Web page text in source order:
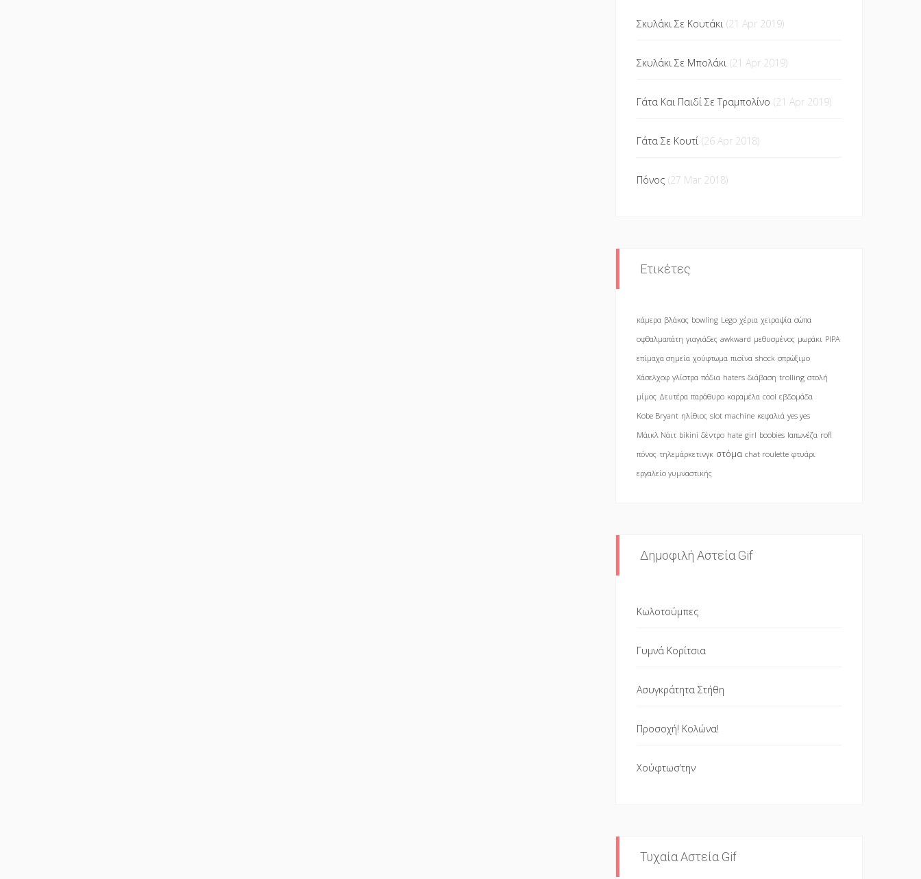
Σκυλάκι Σε Κουτάκι (21 Apr 2019)
Σκυλάκι Σε Μπολάκι (21 Apr 2019)
Γάτα Και Παιδί Σε Τραμπολίνο (21 Apr 2019)
Γάτα Σε Κουτί (26 Apr 2018)
Πόνος (27 Mar 2018)
Ετικέτες
κάμερα βλάκας bowling Lego χέρια χειραψία σώπα
οφθαλμαπάτη γιαγιάδες awkward μεθυσμένος μωράκι PIPA
επίμαχα σημεία χούφτωμα πισίνα shock σπρώξιμο
Χάσελχοφ γλίστρα πόδια haters διάβαση trolling στολή
μίμος Δευτέρα παράθυρο καραμέλα cool εβδομάδα
Kobe Bryant ηλίθιος slot machine κεφαλιά yes yes
Μάικλ Νάιτ bikini δέντρο hate girl boobies Ιαπωνέζα rofl
πόνος τηλεμάρκετινγκ στόμα chat roulette φτυάρι
εργαλείο γυμναστικής
Δημοφιλή Αστεία Gif
Κωλοτούμπες
Γυμνά Κορίτσια
Ασυγκράτητα Στήθη
Προσοχή! Κολώνα!
Χούφτωσ’την
Τυχαία Αστεία Gif